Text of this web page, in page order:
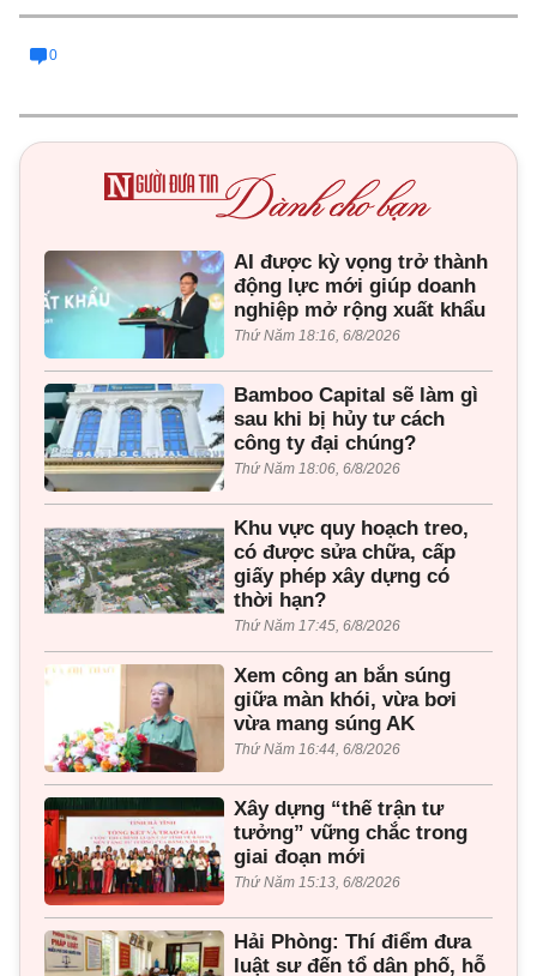
0
AI được kỳ vọng trở thành
động lực mới giúp doanh
nghiệp mở rộng xuất khẩu
Thứ Năm 18:16, 6/8/2026
Bamboo Capital sẽ làm gì
sau khi bị hủy tư cách
công ty đại chúng?
Thứ Năm 18:06, 6/8/2026
Khu vực quy hoạch treo,
có được sửa chữa, cấp
giấy phép xây dựng có
thời hạn?
Thứ Năm 17:45, 6/8/2026
Xem công an bắn súng
giữa màn khói, vừa bơi
vừa mang súng AK
Thứ Năm 16:44, 6/8/2026
Xây dựng “thế trận tư
tưởng” vững chắc trong
giai đoạn mới
Thứ Năm 15:13, 6/8/2026
Hải Phòng: Thí điểm đưa
luật sư đến tổ dân phố, hỗ